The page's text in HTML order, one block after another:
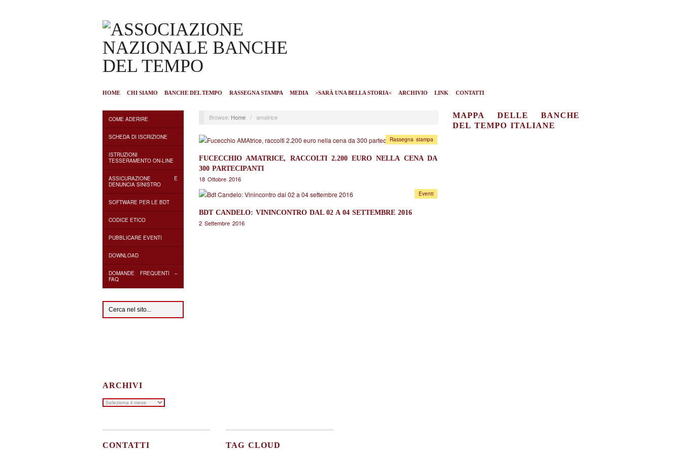
HOME CHI SIAMO BANCHE DEL TEMPO RASSEGNA STAMPA MEDIA >SARÀ UNA BELLA STORIA< ARCHIVIO LINK CONTATTI
COME ADERIRE
SCHEDA DI ISCRIZIONE
ISTRUZIONI
TESSERAMENTO ON-LINE
ASSICURAZIONE E
DENUNCIA SINISTRO
SOFTWARE PER LE BDT
CODICE ETICO
PUBBLICARE EVENTI
DOWNLOAD
DOMANDE FREQUENTI –
FAQ
ARCHIVI
Archivi
Browse: Home / amatrice
FUCECCHIO AMATRICE, RACCOLTI 2.200 EURO NELLA CENA DA
300 PARTECIPANTI
18 Ottobre 2016
Rassegna stampa
BDT CANDELO: VININCONTRO DAL 02 A 04 SETTEMBRE 2016
2 Settembre 2016
Eventi
MAPPA DELLE BANCHE
DEL TEMPO ITALIANE
CONTATTI TAG CLOUD